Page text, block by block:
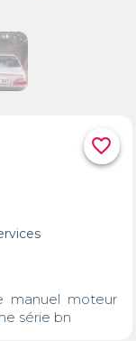
favorite_border
manuel moteur
série bn